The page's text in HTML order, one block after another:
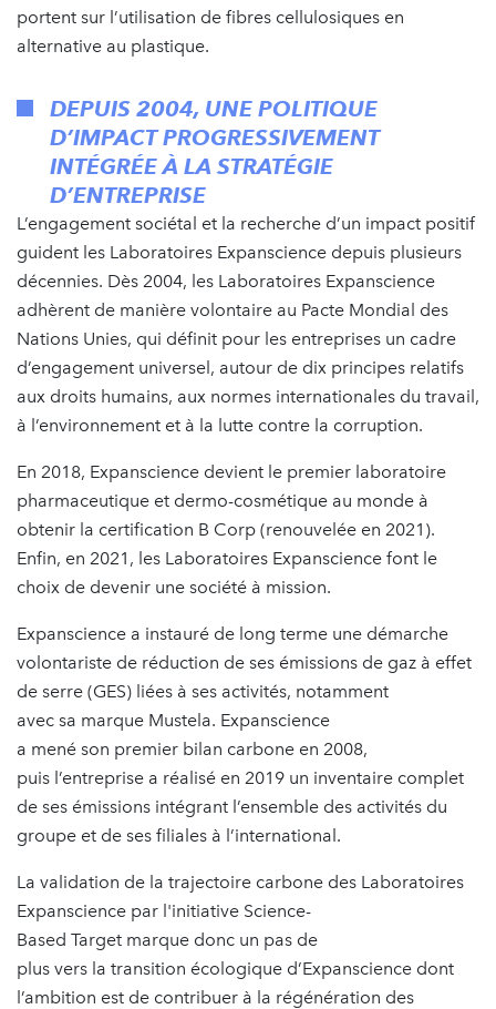
portent sur l’utilisation de fibres cellulosiques en
alternative au plastique.
DEPUIS 2004, UNE POLITIQUE
D’IMPACT PROGRESSIVEMENT
INTÉGRÉE À LA STRATÉGIE
D’ENTREPRISE
L’engagement sociétal et la recherche d’un impact positif
guident les Laboratoires Expanscience depuis plusieurs
décennies. Dès 2004, les Laboratoires Expanscience
adhèrent de manière volontaire au Pacte Mondial des
Nations Unies, qui définit pour les entreprises un cadre
d’engagement universel, autour de dix principes relatifs
aux droits humains, aux normes internationales du travail,
à l’environnement et à la lutte contre la corruption.
En 2018, Expanscience devient le premier laboratoire
pharmaceutique et dermo-cosmétique au monde à
obtenir la certification B Corp (renouvelée en 2021).
Enfin, en 2021, les Laboratoires Expanscience font le
choix de devenir une société à mission.
Expanscience a instauré de long terme une démarche
volontariste de réduction de ses émissions de gaz à effet
de serre (GES) liées à ses activités, notamment
avec sa marque Mustela. Expanscience
a mené son premier bilan carbone en 2008,
puis l’entreprise a réalisé en 2019 un inventaire complet
de ses émissions intégrant l’ensemble des activités du
groupe et de ses filiales à l’international.
La validation de la trajectoire carbone des Laboratoires
Expanscience par l'initiative Science-
Based Target marque donc un pas de
plus vers la transition écologique d’Expanscience dont
l’ambition est de contribuer à la régénération des